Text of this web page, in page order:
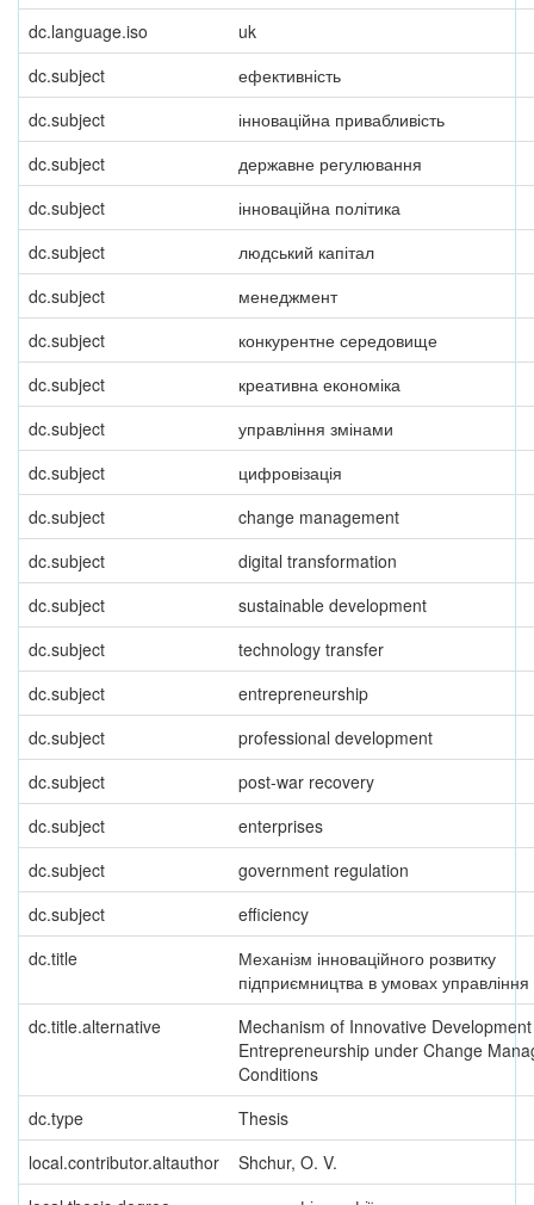
dc.language.iso
uk
dc.subject
ефективність
dc.subject
інноваційна привабливість
dc.subject
державне регулювання
dc.subject
інноваційна політика
dc.subject
людський капітал
dc.subject
менеджмент
dc.subject
конкурентне середовище
dc.subject
креативна економіка
dc.subject
управління змінами
dc.subject
цифровізація
dc.subject
change management
dc.subject
digital transformation
dc.subject
sustainable development
dc.subject
technology transfer
dc.subject
entrepreneurship
dc.subject
professional development
dc.subject
post-war recovery
dc.subject
enterprises
dc.subject
government regulation
dc.subject
efficiency
dc.title
Механізм інноваційного розвитку
підприємництва в умовах
dc.title.alternative
Mechanism of Innovative
Entrepreneurship under Change
Conditions
dc.type
Thesis
local.contributor.altauthor
Shchur, O. V.